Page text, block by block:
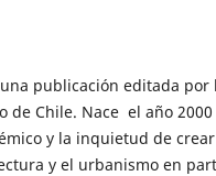
publicación editada
de Chile. Nace el año
y la inquietud de
y el urbanismo en